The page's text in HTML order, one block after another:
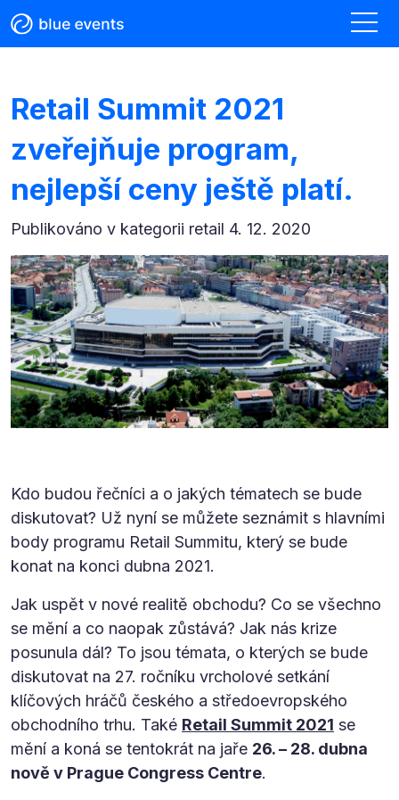
Retail Summit 2021
zveřejňuje program,
nejlepší ceny ještě platí.
Publikováno v kategorii retail 4. 12. 2020
Kdo budou řečníci a o jakých tématech se bude
diskutovat? Už nyní se můžete seznámit s hlavními
body programu Retail Summitu, který se bude
konat na konci dubna 2021.
Jak uspět v nové realitě obchodu? Co se všechno
se mění a co naopak zůstává? Jak nás krize
posunula dál? To jsou témata, o kterých se bude
diskutovat na 27. ročníku vrcholové setkání
klíčových hráčů českého a středoevropského
obchodního trhu. Také Retail Summit 2021 se
mění a koná se tentokrát na jaře 26. – 28. dubna
nově v Prague Congress Centre.